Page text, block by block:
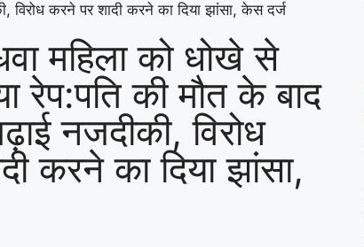
विरोध करने पर शादी करने का दिया झांसा, केस दर्ज
महिला को धोखे से
रेप:पति की मौत के बाद
नजदीकी, विरोध
करने का दिया झांसा,